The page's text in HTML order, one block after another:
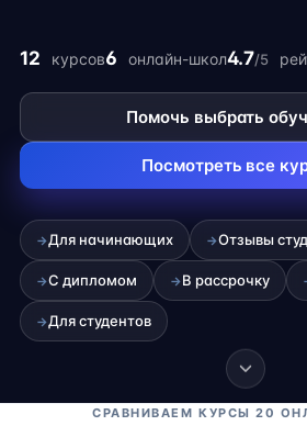
карьеры на фрилансе.
12 курсов6 онлайн-школ4.7/5
Помочь выбрать
Посмотреть все
→Для начинающих →Отзывы
→С дипломом →В рассрочку
→Для студентов
СРАВНИВАЕМ КУРСЫ 20